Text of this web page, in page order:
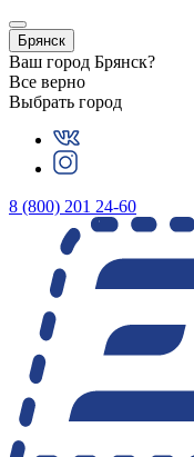
Брянск
Ваш город Брянск?
Все верно
Выбрать город
8 (800) 201 24-60